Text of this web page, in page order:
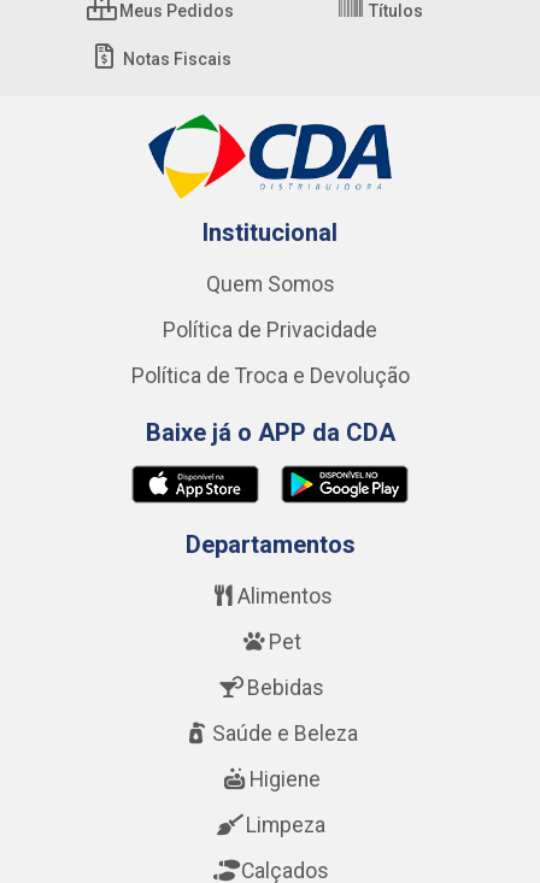
Meus Pedidos Títulos
Notas Fiscais
Institucional
Quem Somos
Política de Privacidade
Política de Troca e Devolução
Baixe já o APP da CDA
Departamentos
Alimentos
Pet
Bebidas
Saúde e Beleza
Higiene
Limpeza
Calçados